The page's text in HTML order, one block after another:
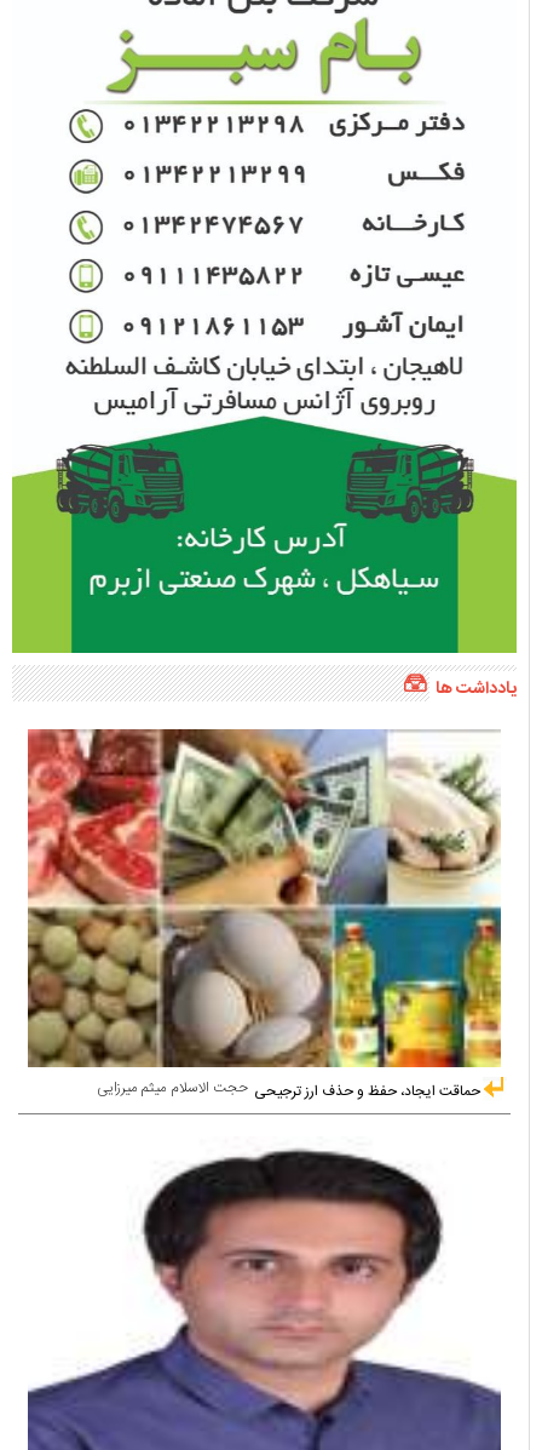
یادداشت ها
حجت الاسلام میثم میرزایی حماقت ایجاد، حفظ و حذف ارز ترجیحی